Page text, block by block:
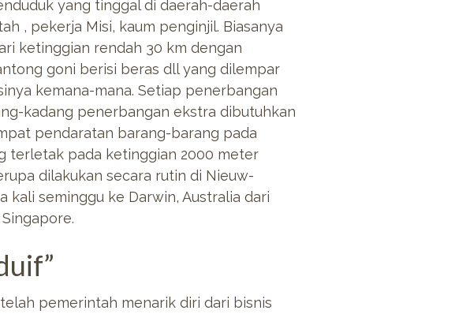
yang tinggal di daerah-daerah
, pekerja Misi, kaum penginjil. Biasanya
ketinggian rendah 30 km dengan
goni berisi beras dll yang dilempar
kemana-mana. Setiap penerbangan
kadang penerbangan ekstra dibutuhkan
pendaratan barang-barang pada
terletak pada ketinggian 2000 meter
dilakukan secara rutin di Nieuw-
kali seminggu ke Darwin, Australia dari
pemerintah menarik diri dari bisnis